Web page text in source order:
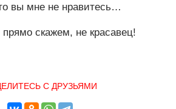
вы мне не нравитесь…
скажем, не красавец!
С ДРУЗЬЯМИ